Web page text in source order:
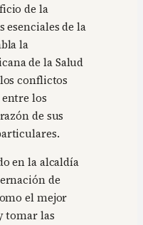
de la
esenciales de la
la
de la Salud
conflictos
los
de sus
en la alcaldía
de
el mejor
tomar las